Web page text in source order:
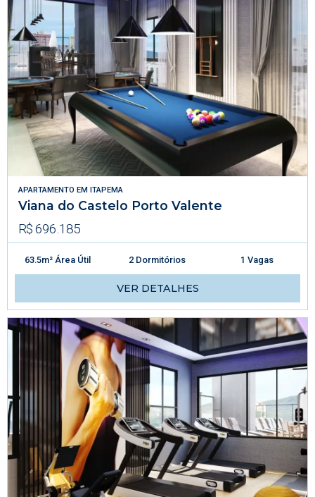
APARTAMENTO EM ITAPEMA
Viana do Castelo Porto Valente
R$ 696.185
63.5m² Área Útil 2 Dormitórios 1 Vagas
VER DETALHES